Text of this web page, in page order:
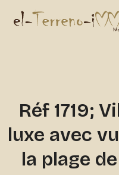
Réf 1719;
luxe avec
la plage